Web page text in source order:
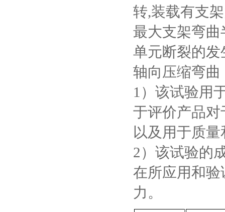
转,装载有支
最大支架弯
单元断裂的发
轴向压缩弯曲
1）该试验用
于评价产品
以及用于质
2）该试验的
在所应用和
力。